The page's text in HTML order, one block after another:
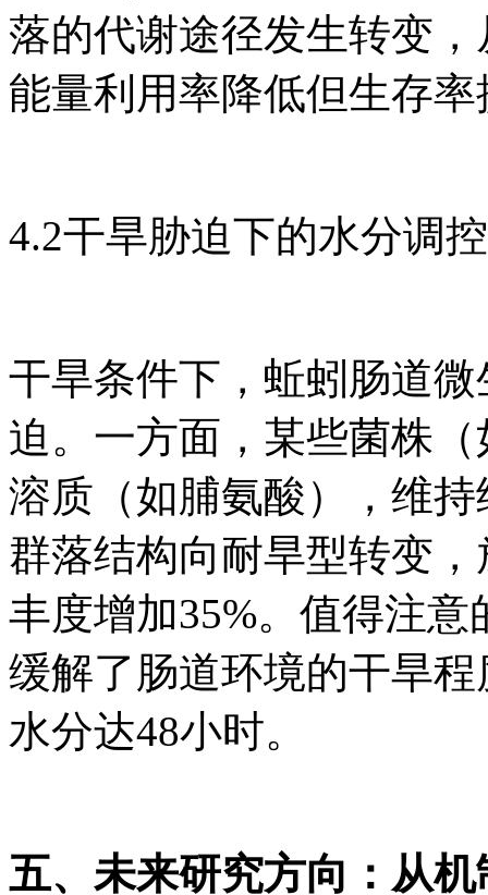
落的代谢途径发生转变
能量利用率降低但生存率
4.2干旱胁迫下的水分调控
干旱条件下，蚯蚓肠道
迫。一方面，某些菌株（
溶质（如脯氨酸），维
群落结构向耐旱型转变
丰度增加35%。值得注
缓解了肠道环境的干旱
水分达48小时。
五、未来研究方向：从